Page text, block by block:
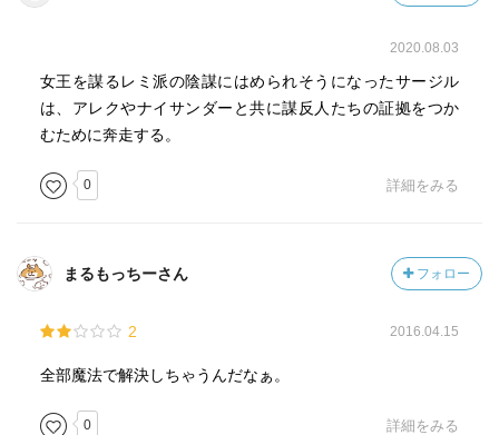
2020.08.03
女王を謀るレミ派の陰謀にはめられそうになったサージル
は、アレクやナイサンダーと共に謀反人たちの証拠をつか
むために奔走する。
0 詳細をみる
まるもっちーさん フォロー
2 2016.04.15
全部魔法で解決しちゃうんだなぁ。
0 詳細をみる